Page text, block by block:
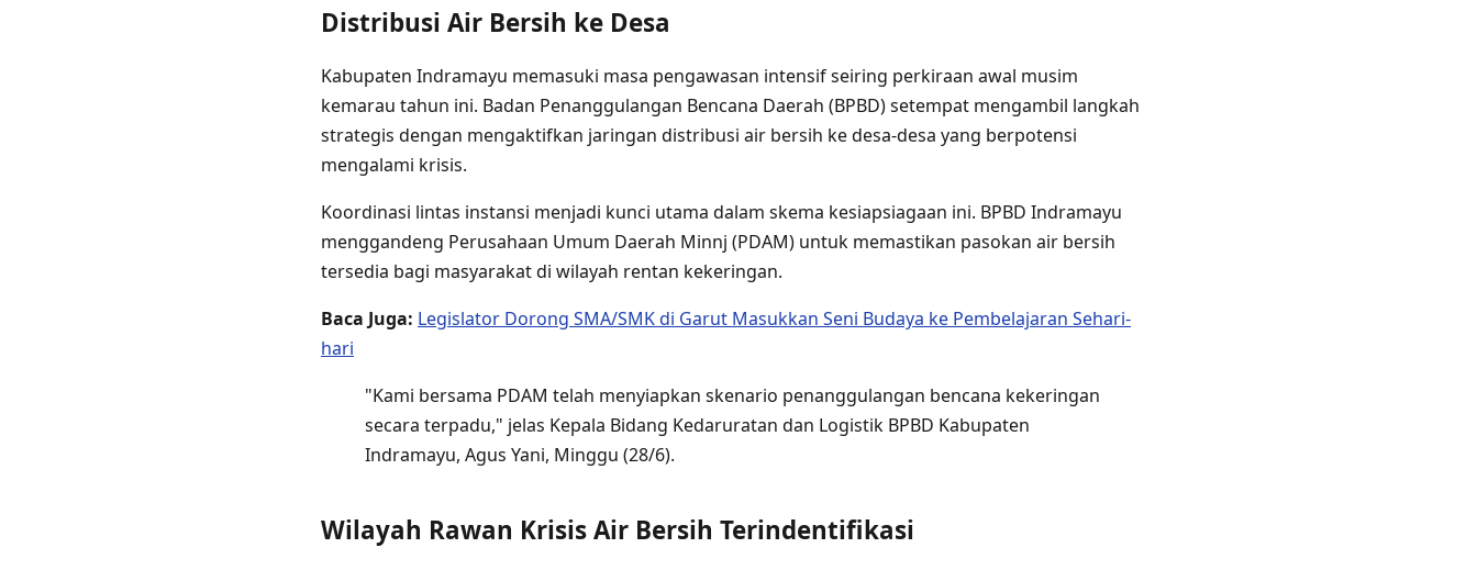
Distribusi Air Bersih ke Desa
Kabupaten Indramayu memasuki masa pengawasan intensif seiring perkiraan awal musim
kemarau tahun ini. Badan Penanggulangan Bencana Daerah (BPBD) setempat mengambil langkah
strategis dengan mengaktifkan jaringan distribusi air bersih ke desa-desa yang berpotensi
mengalami krisis.
Koordinasi lintas instansi menjadi kunci utama dalam skema kesiapsiagaan ini. BPBD Indramayu
menggandeng Perusahaan Umum Daerah Minnj (PDAM) untuk memastikan pasokan air bersih
tersedia bagi masyarakat di wilayah rentan kekeringan.
Baca Juga: Legislator Dorong SMA/SMK di Garut Masukkan Seni Budaya ke Pembelajaran Sehari-
hari
"Kami bersama PDAM telah menyiapkan skenario penanggulangan bencana kekeringan
secara terpadu," jelas Kepala Bidang Kedaruratan dan Logistik BPBD Kabupaten
Indramayu, Agus Yani, Minggu (28/6).
Wilayah Rawan Krisis Air Bersih Terindentifikasi